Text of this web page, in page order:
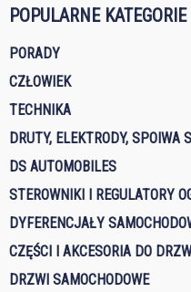
POPULARNE KATEGORIE
PORADY
CZŁOWIEK
TECHNIKA
DRUTY, ELEKTRODY, SPOIWA
DS AUTOMOBILES
STEROWNIKI I REGULATORY
DYFERENCJAŁY
CZĘŚCI I AKCESORIA DO
DRZWI SAMOCHODOWE